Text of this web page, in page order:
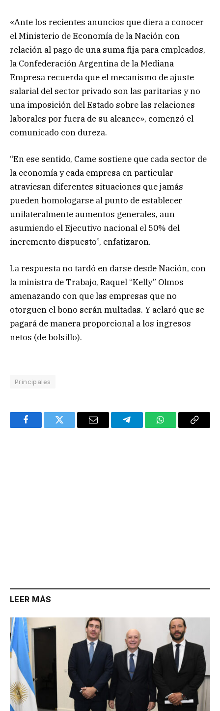
«Ante los recientes anuncios que diera a conocer
el Ministerio de Economía de la Nación con
relación al pago de una suma fija para empleados,
la Confederación Argentina de la Mediana
Empresa recuerda que el mecanismo de ajuste
salarial del sector privado son las paritarias y no
una imposición del Estado sobre las relaciones
laborales por fuera de su alcance», comenzó el
comunicado con dureza.
“En ese sentido, Came sostiene que cada sector de
la economía y cada empresa en particular
atraviesan diferentes situaciones que jamás
pueden homologarse al punto de establecer
unilateralmente aumentos generales, aun
asumiendo el Ejecutivo nacional el 50% del
incremento dispuesto”, enfatizaron.
La respuesta no tardó en darse desde Nación, con
la ministra de Trabajo, Raquel “Kelly” Olmos
amenazando con que las empresas que no
otorguen el bono serán multadas. Y aclaró que se
pagará de manera proporcional a los ingresos
netos (de bolsillo).
Principales
FacebookTwitter Email TelegramWhatsAppCopy
LEER MÁS